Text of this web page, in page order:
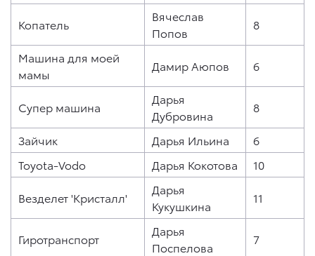
Копатель
Вячеслав
Попов
8
Машина для моей
мамы
Дамир Аюпов 6
Супер машина
Дарья
Дубровина
8
Зайчик Дарья Ильина
6
Toyota-Vodo
Дарья Кокотова 10
Везделет 'Кристалл'
Дарья
Кукушкина
11
Гиротранспорт
Дарья
Поспелова
7